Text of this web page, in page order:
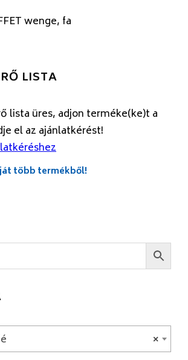
wenge, fa
LISTA
lista üres, adjon terméke(ke)t a
el az ajánlatkérést!
több termékből!
×